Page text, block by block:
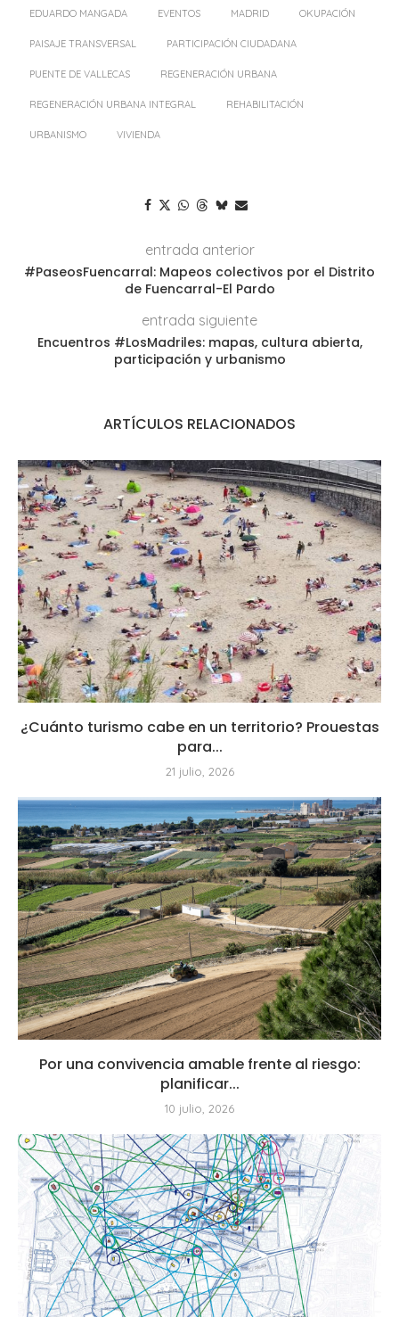
EDUARDO MANGADA EVENTOS MADRID OKUPACIÓN
PAISAJE TRANSVERSAL PARTICIPACIÓN CIUDADANA
PUENTE DE VALLECAS REGENERACIÓN URBANA
REGENERACIÓN URBANA INTEGRAL REHABILITACIÓN
URBANISMO VIVIENDA
entrada anterior
#PaseosFuencarral: Mapeos colectivos por el Distrito
de Fuencarral-El Pardo
entrada siguiente
Encuentros #LosMadriles: mapas, cultura abierta,
participación y urbanismo
ARTÍCULOS RELACIONADOS
¿Cuánto turismo cabe en un territorio? Prouestas
para...
21 julio, 2026
Por una convivencia amable frente al riesgo:
planificar...
10 julio, 2026